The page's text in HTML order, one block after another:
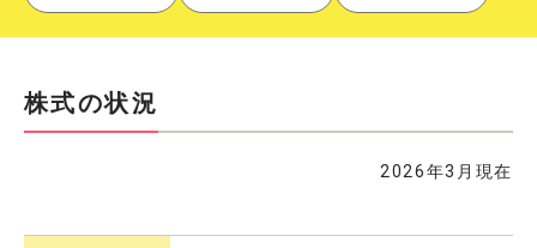
株式の状況
2026年3月現在